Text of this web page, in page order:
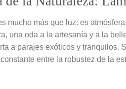
mucho más que luz: es
una oda a la artesanía y a la
a parajes exóticos y
entre la robustez de la